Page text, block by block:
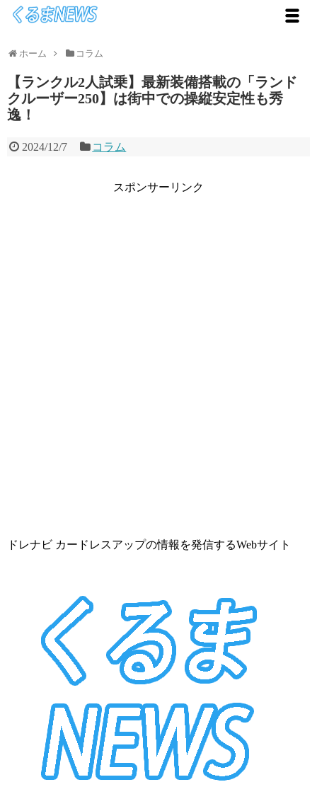
ホーム コラム
【ランクル2人試乗】最新装備搭載の「ランド
クルーザー250】は街中での操縦安定性も秀
逸！
2024/12/7 コラム
スポンサーリンク
ドレナビ カードレスアップの情報を発信するWebサイト